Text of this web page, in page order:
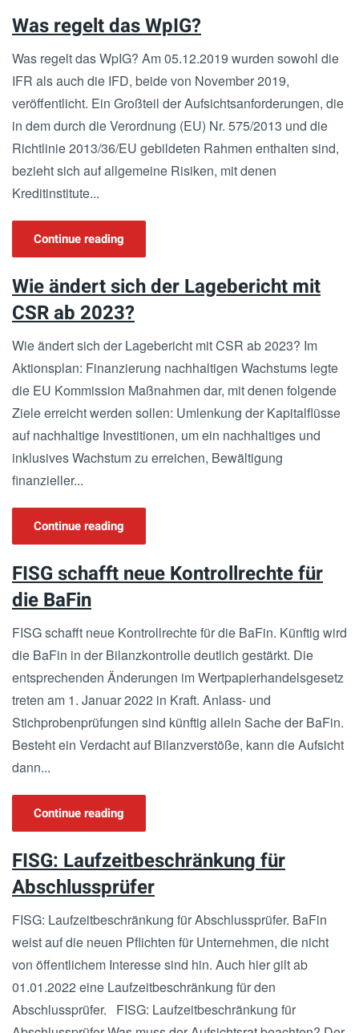
Was regelt das WpIG?
Was regelt das WpIG? Am 05.12.2019 wurden sowohl die
IFR als auch die IFD, beide von November 2019,
veröffentlicht. Ein Großteil der Aufsichtsanforderungen, die
in dem durch die Verordnung (EU) Nr. 575/2013 und die
Richtlinie 2013/36/EU gebildeten Rahmen enthalten sind,
bezieht sich auf allgemeine Risiken, mit denen
Kreditinstitute...
Continue reading
Wie ändert sich der Lagebericht mit
CSR ab 2023?
Wie ändert sich der Lagebericht mit CSR ab 2023? Im
Aktionsplan: Finanzierung nachhaltigen Wachstums legte
die EU Kommission Maßnahmen dar, mit denen folgende
Ziele erreicht werden sollen: Umlenkung der Kapitalflüsse
auf nachhaltige Investitionen, um ein nachhaltiges und
inklusives Wachstum zu erreichen, Bewältigung
finanzieller...
Continue reading
FISG schafft neue Kontrollrechte für
die BaFin
FISG schafft neue Kontrollrechte für die BaFin. Künftig wird
die BaFin in der Bilanzkontrolle deutlich gestärkt. Die
entsprechenden Änderungen im Wertpapierhandelsgesetz
treten am 1. Januar 2022 in Kraft. Anlass- und
Stichprobenprüfungen sind künftig allein Sache der BaFin.
Besteht ein Verdacht auf Bilanzverstöße, kann die Aufsicht
dann...
Continue reading
FISG: Laufzeitbeschränkung für
Abschlussprüfer
FISG: Laufzeitbeschränkung für Abschlussprüfer. BaFin
weist auf die neuen Pflichten für Unternehmen, die nicht
von öffentlichem Interesse sind hin. Auch hier gilt ab
01.01.2022 eine Laufzeitbeschränkung für den
Abschlussprüfer. FISG: Laufzeitbeschränkung für